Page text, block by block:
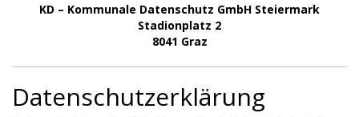
KD – Kommunale Datenschutz GmbH Steiermark
Stadionplatz 2
8041 Graz
Datenschutzerklärung